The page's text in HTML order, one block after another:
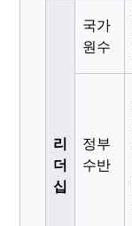
리
더
십
국가
원수
정부
수반